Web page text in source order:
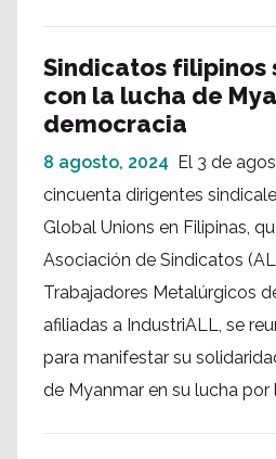
Sindicatos filipinos
con la lucha de
democracia
8 agosto, 2024 El 3 de
cincuenta dirigentes
Global Unions en Filipinas,
Asociación de Sindicatos
Trabajadores Metalúrgicos
afiliadas a IndustriALL, se
para manifestar su
de Myanmar en su lucha por